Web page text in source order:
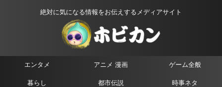
絶対に気になる情報をお伝えするメディアサイト
エンタメ アニメ 漫画 ゲーム全般
暮らし 都市伝説 時事ネタ